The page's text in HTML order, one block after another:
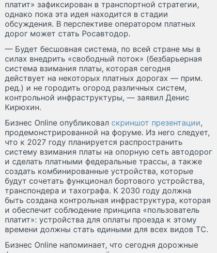
платит» зафиксирован в транспортной стратегии,
однако пока эта идея находится в стадии
обсуждения. В перспективе оператором платных
дорог может стать Росавтодор.
— Будет бесшовная система, по всей стране мы в
силах внедрить «свободный поток» (безбарьерная
система взимания платы, которая сегодня
действует на некоторых платных дорогах — прим.
ред.) и не городить огород различных систем,
контрольной инфраструктуры, — заявил Денис
Кирюхин.
Бизнес Online опубликовал скриншот презентации,
продемонстрированной на форуме. Из него следует,
что к 2027 году планируется распространить
систему взимания платы на опорную сеть автодорог
и сделать платными федеральные трассы, а также
создать комбинированные устройства, которые
будут сочетать функционал бортового устройства,
транспондера и тахографа. К 2030 году должна
быть создана контрольная инфраструктура, которая
и обеспечит соблюдение принципа «пользователь
платит»: устройства для оплаты проезда к этому
времени должны стать едиными для всех видов ТС.
Бизнес Online напоминает, что сегодня дорожные